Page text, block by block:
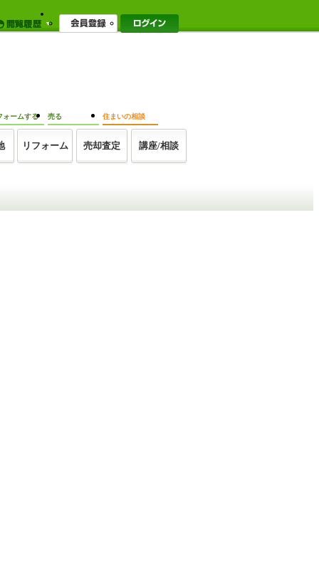
ォームする
リフォーム
売る
売却査定
住まいの相談
講座/相談